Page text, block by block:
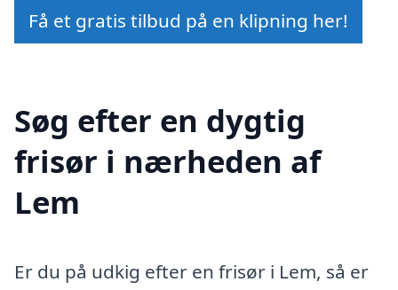
Få et gratis tilbud på en klipning her!
Søg efter en dygtig
frisør i nærheden af
Lem
Er du på udkig efter en frisør i Lem, så er